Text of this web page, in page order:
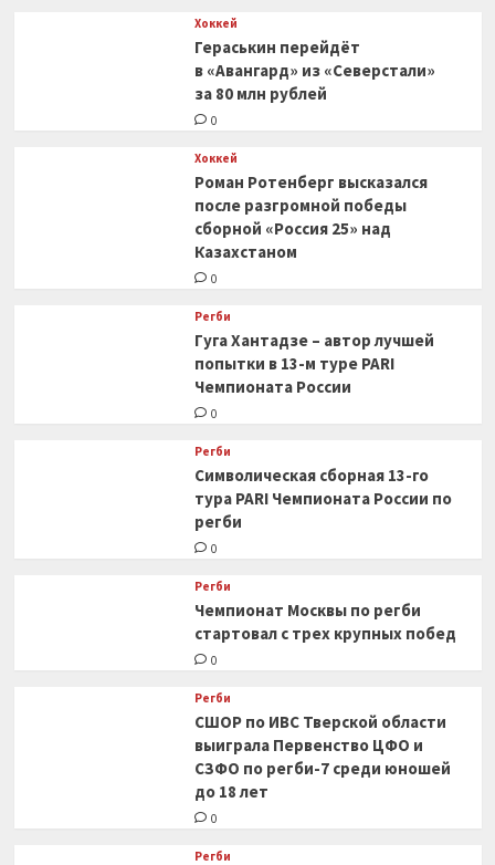
Хоккей
Гераськин перейдёт
в «Авангард» из «Северстали»
за 80 млн рублей
0
Хоккей
Роман Ротенберг высказался
после разгромной победы
сборной «Россия 25» над
Казахстаном
0
Регби
Гуга Хантадзе – автор лучшей
попытки в 13-м туре PARI
Чемпионата России
0
Регби
Символическая сборная 13-го
тура PARI Чемпионата России по
регби
0
Регби
Чемпионат Москвы по регби
стартовал с трех крупных побед
0
Регби
СШОР по ИВС Тверской области
выиграла Первенство ЦФО и
СЗФО по регби-7 среди юношей
до 18 лет
0
Регби